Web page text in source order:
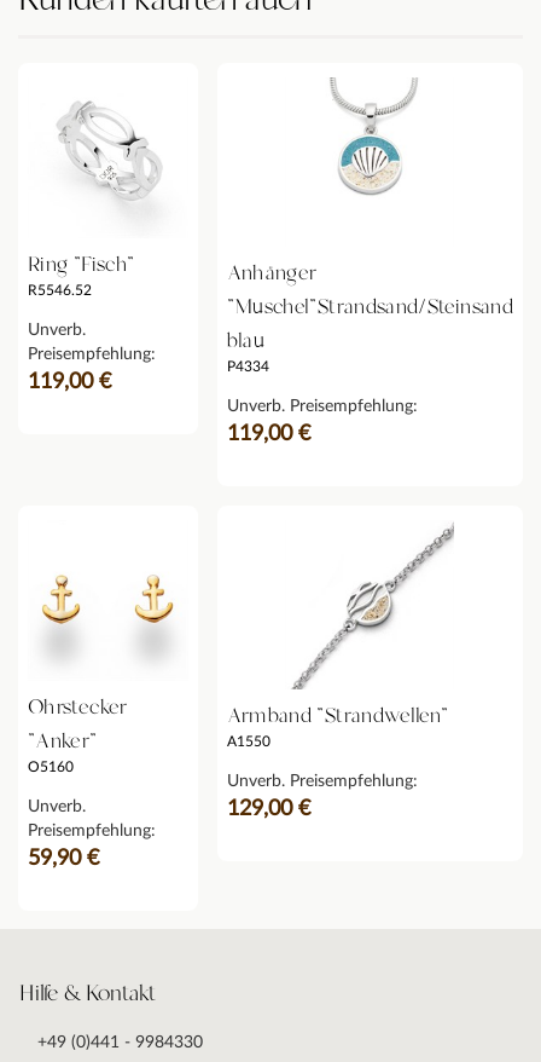
Ring "Fisch"
R5546.52
Unverb.
Preisempfehlung:
119,00 €
Anhänger
"Muschel"Strandsand/Steinsand
blau
P4334
Unverb. Preisempfehlung:
119,00 €
Ohrstecker
"Anker"
O5160
Unverb.
Preisempfehlung:
59,90 €
Armband "Strandwellen"
A1550
Unverb. Preisempfehlung:
129,00 €
Hilfe & Kontakt
+49 (0)441 - 9984330